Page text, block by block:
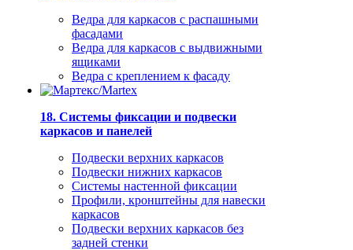
Ведра для каркасов с распашными
фасадами
Ведра для каркасов с выдвижными
ящиками
Ведра с креплением к фасаду
18. Системы фиксации и подвески
каркасов и панелей
Подвески верхних каркасов
Подвески нижних каркасов
Системы настенной фиксации
Профили, кронштейны для навески
каркасов
Подвески верхних каркасов без
задней стенки